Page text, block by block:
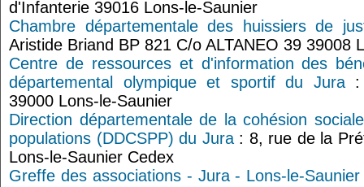
d'Infanterie 39016 Lons-le-Saunier
Chambre départementale des huissiers de
Aristide Briand BP 821 C/o ALTANEO 39 39008
Centre de ressources et d'information des
départemental olympique et sportif du Jura:
39000 Lons-le-Saunier
Direction départementale de la cohésion
populations (DDCSPP) du Jura: 8, rue de la
Lons-le-Saunier Cedex
Greffe des associations - Jura - Lons-le-Saunier